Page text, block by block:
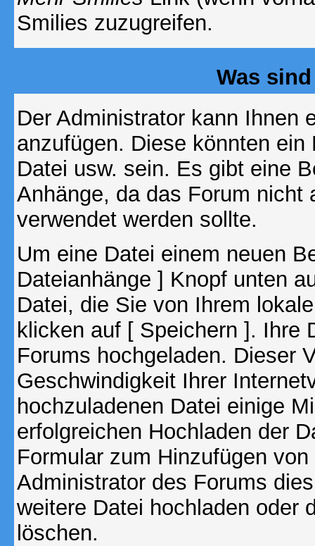
Smilies zuzugreifen.
Was
Der Administrator kann Ihnen
anzufügen. Diese könnten
Datei usw. sein. Es gibt eine
Anhänge, da das Forum nicht
verwendet werden sollte.
Um eine Datei einem neuen
Dateianhänge ] Knopf unten
Datei, die Sie von Ihrem
klicken auf [ Speichern ]. Ihre
Forums hochgeladen. Dieser
Geschwindigkeit Ihrer
hochzuladenen Datei einige
erfolgreichen Hochladen der
Formular zum Hinzufügen
Administrator des Forums
weitere Datei hochladen oder
löschen.